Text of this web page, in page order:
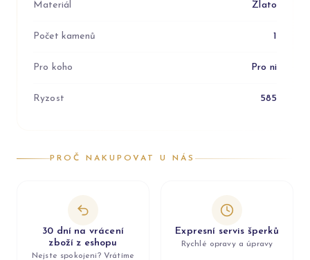
Materiál Zlato
Počet kamenů 1
Pro koho Pro ni
Ryzost 585
PROČ NAKUPOVAT U NÁS
30 dní na vrácení
zboží z eshopu
Nejste spokojeni? Vrátíme
Expresní servis šperků
Rychlé opravy a úpravy